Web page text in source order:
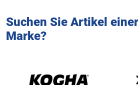
Suchen Sie Artikel
Marke?